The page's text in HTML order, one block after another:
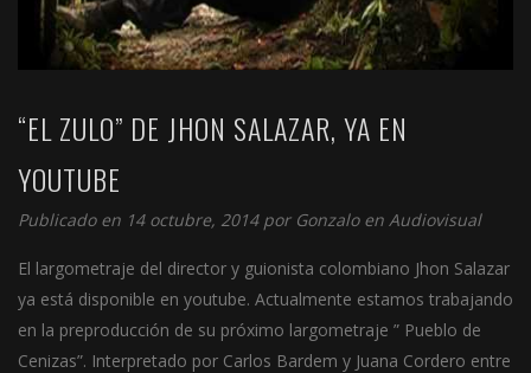
“EL ZULO” DE JHON SALAZAR, YA EN
YOUTUBE
Publicado en 14 octubre, 2014 por Gonzalo en Audiovisual
El largometraje del director y guionista colombiano Jhon Salazar
ya está disponible en youtube. Actualmente estamos trabajando
en la preproducción de su próximo largometraje ” Pueblo de
Cenizas”. Interpretado por Carlos Bardem y Juana Cordero entre